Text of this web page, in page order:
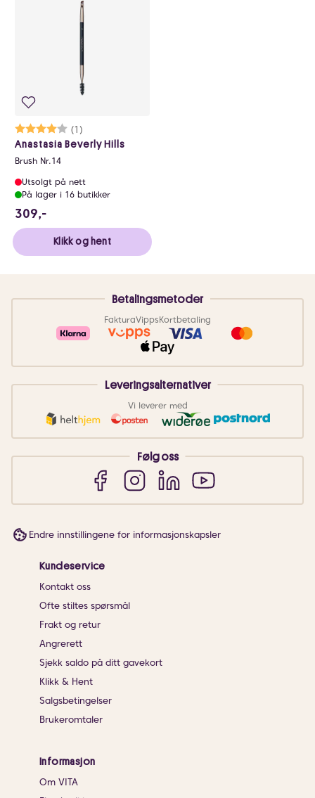
Karakter:
(1)
4.0 av 5 mulige
Anastasia Beverly Hills
Brush Nr.14
Utsolgt på nett
På lager i 16 butikker
309,-
Klikk og hent
Betalingsmetoder
FakturaVippsKortbetaling
Leveringsalternativer
Vi leverer med
Følg oss
Endre innstillingene for informasjonskapsler
Kundeservice
Kontakt oss
Ofte stiltes spørsmål
Frakt og retur
Angrerett
Sjekk saldo på ditt gavekort
Klikk & Hent
Salgsbetingelser
Brukeromtaler
Informasjon
Om VITA